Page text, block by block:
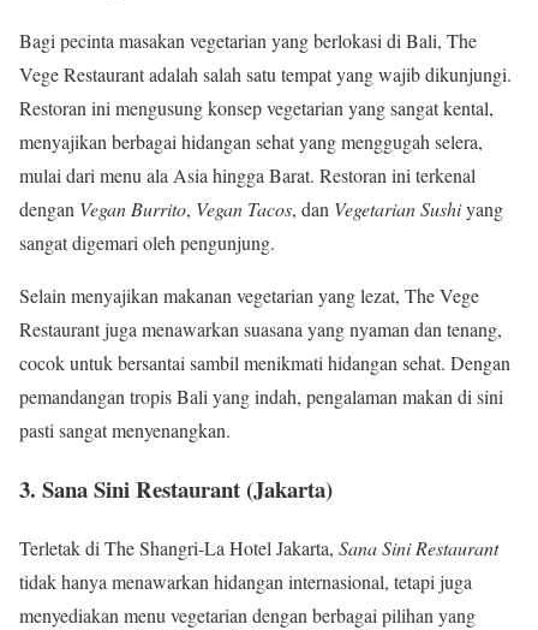
Bagi pecinta masakan vegetarian yang berlokasi di Bali, The
Vege Restaurant adalah salah satu tempat yang wajib dikunjungi.
Restoran ini mengusung konsep vegetarian yang sangat kental,
menyajikan berbagai hidangan sehat yang menggugah selera,
mulai dari menu ala Asia hingga Barat. Restoran ini terkenal
dengan Vegan Burrito, Vegan Tacos, dan Vegetarian Sushiyang
sangat digemari oleh pengunjung.
Selain menyajikan makanan vegetarian yang lezat, The Vege
Restaurant juga menawarkan suasana yang nyaman dan tenang,
cocok untuk bersantai sambil menikmati hidangan sehat. Dengan
pemandangan tropis Bali yang indah, pengalaman makan di sini
pasti sangat menyenangkan.
3. Sana Sini Restaurant (Jakarta)
Terletak di The Shangri-La Hotel Jakarta, Sana Sini Restaurant
tidak hanya menawarkan hidangan internasional, tetapi juga
menyediakan menu vegetarian dengan berbagai pilihan yang